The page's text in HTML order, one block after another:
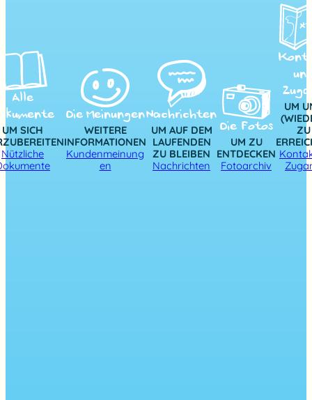
Alle
UM SICH
Nützliche
Die Meinungen
WEITERE
INFORMATIONEN
Kundenmeinung
en
Nachrichten
UM AUF DEM
LAUFENDEN
ZU BLEIBEN
Nachrichten
Die Fotos
UM ZU
ENTDECKEN
Fotoarchiv
UM
ZU